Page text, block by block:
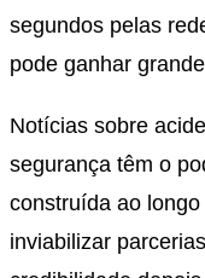
segundos pelas
pode ganhar
Notícias sobre
segurança têm o
construída ao
inviabilizar